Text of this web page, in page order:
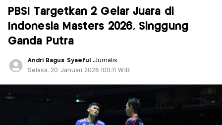
PBSI Targetkan 2 Gelar Juara di
Indonesia Masters 2026, Singgung
Ganda Putra
Andri Bagus Syaeful ,Jurnalis
Selasa, 20 Januari 2026 |00:11 WIB